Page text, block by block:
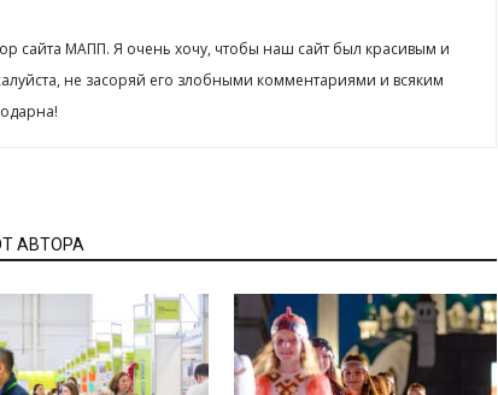
сайта МАПП. Я очень хочу, чтобы наш сайт был красивым и
не засоряй его злобными комментариями и всяким
АВТОРА